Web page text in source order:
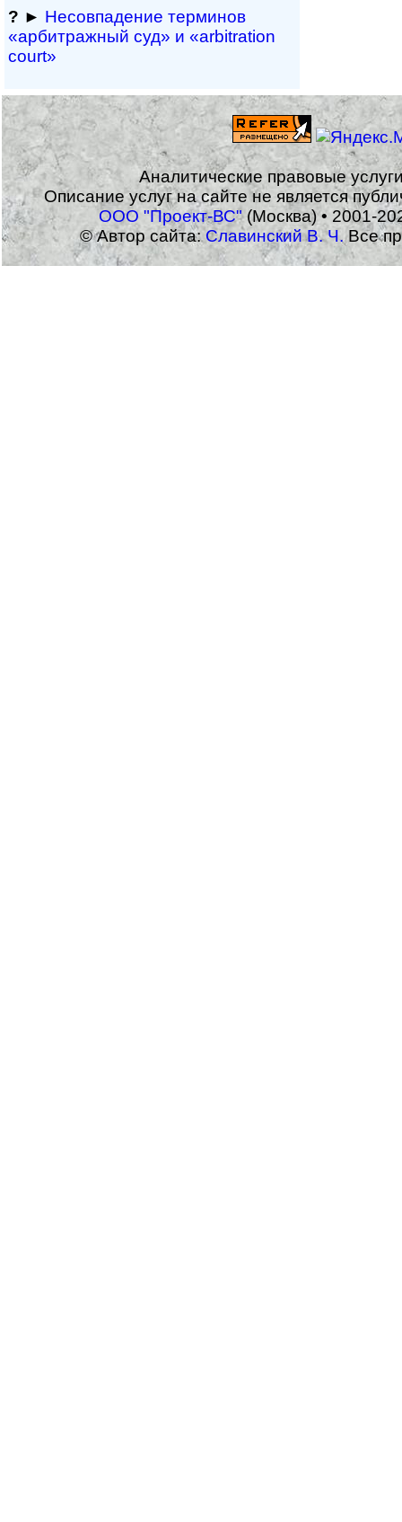
? ► Несовпадение терминов
«арбитражный суд» и «arbitration
court»
Аналитические правовые
Описание услуг на сайте не является
ООО "Проект-ВС"(Москва) • 2001-
© Автор сайта:Славинский В. Ч.Все